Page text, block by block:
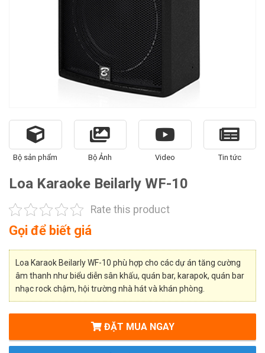
Bộ sản phẩm Bộ Ảnh Video Tin tức
Loa Karaoke Beilarly WF-10
Rate this product
Gọi để biết giá
Loa Karaok Beilarly WF-10 phù hợp cho các dự án tăng cường
âm thanh như biểu diễn sân khấu, quán bar, karapok, quán bar
nhạc rock chậm, hội trường nhà hát và khán phòng.
ĐẶT MUA NGAY